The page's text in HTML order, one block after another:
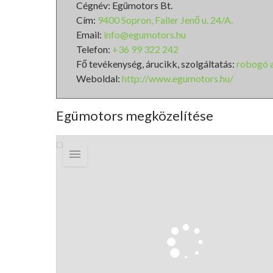
Cégnév: Egümotors Bt.
Cím: 9400 Sopron, Faller Jenő u. 24/A.
Email: info@egumotors.hu
Telefon: +36 99 322 242
Fő tevékenység, árucikk, szolgáltatás: robogó
Weboldal: http://www.egumotors.hu/
Egümotors megközelítése